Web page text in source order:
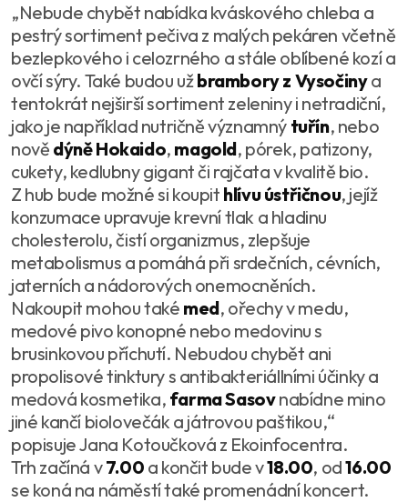
„Nebude chybět nabídka kváskového chleba a
pestrý sortiment pečiva z malých pekáren včetně
bezlepkového i celozrného a stále oblíbené kozí a
ovčí sýry. Také budou užbrambory z Vysočinya
tentokrát nejširší sortiment zeleniny i netradiční,
jako je například nutričně významný tuřín, nebo
nově dýně Hokaido, magold, pórek, patizony,
cukety, kedlubny gigant či rajčata v kvalitě bio.
Z hub bude možné si koupit hlívu ústřičnou, jejíž
konzumace upravuje krevní tlak a hladinu
cholesterolu, čistí organizmus, zlepšuje
metabolismus a pomáhá při srdečních, cévních,
jaterních a nádorových onemocněních.
Nakoupit mohou také med, ořechy v medu,
medové pivo konopné nebo medovinu s
brusinkovou příchutí. Nebudou chybět ani
propolisové tinktury s antibakteriállními účinky a
medová kosmetika, farma Sasovnabídne mino
jiné kančí biolovečák a játrovou paštikou,“
popisuje Jana Kotoučková z Ekoinfocentra.
Trh začíná v7.00 a končit bude v18.00, od16.00
se koná na náměstí také promenádní koncert.